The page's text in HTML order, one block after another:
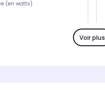
(en watts)
Voir plus